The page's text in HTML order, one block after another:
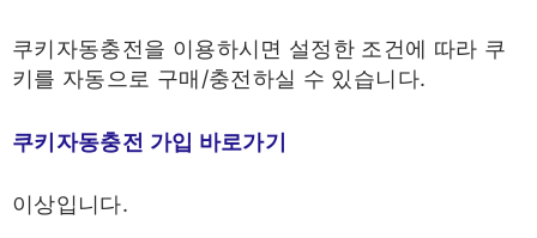
쿠키자동충전을 이용하시면 설정한 조건에 따라 쿠
키를 자동으로 구매/충전하실 수 있습니다.​
쿠키자동충전 가입 바로가기
이상입니다.